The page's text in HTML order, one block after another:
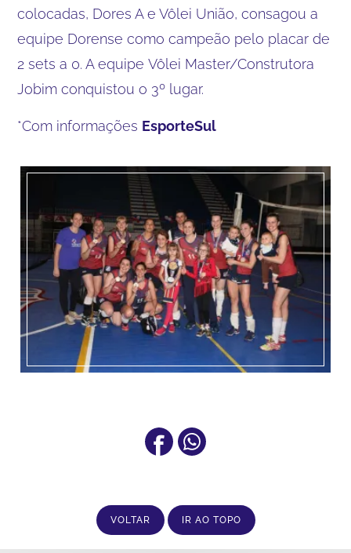
colocadas, Dores A e Vôlei União, consagou a
equipe Dorense como campeão pelo placar de
2 sets a 0. A equipe Vôlei Master/Construtora
Jobim conquistou o 3º lugar.
*Com informações EsporteSul
VOLTAR IR AO TOPO